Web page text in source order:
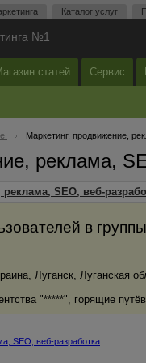
Каталог услуг
№1
статей Сервис
Маркетинг, продвижение,
реклама,
SEO, веб-
в
Луганск, Луганская
"*****", горящие
SEO, веб-разработка